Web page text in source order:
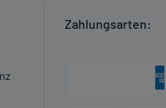
Zahlungsarten: